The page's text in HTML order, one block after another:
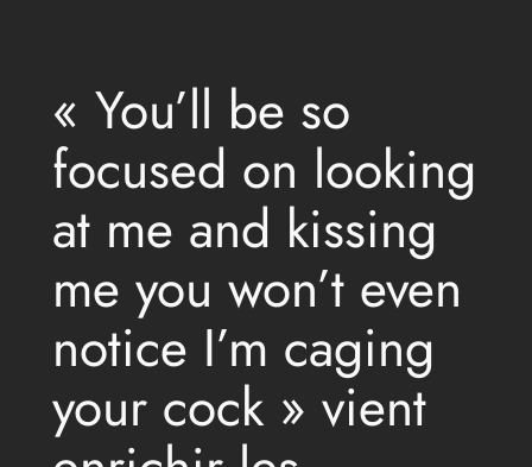
« You’ll be so
focused on looking
at me and kissing
me you won’t even
notice I’m caging
your cock » vient